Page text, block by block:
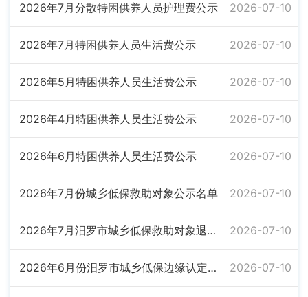
2026年7月分散特困供养人员护理费公示 2026-07-10
2026年7月特困供养人员生活费公示 2026-07-10
2026年5月特困供养人员生活费公示 2026-07-10
2026年4月特困供养人员生活费公示 2026-07-10
2026年6月特困供养人员生活费公示 2026-07-10
2026年7月份城乡低保救助对象公示名单 2026-07-10
2026年7月汨罗市城乡低保救助对象退出公示名单 2026-07-10
2026年6月份汨罗市城乡低保边缘认定对象公示名单 2026-07-10